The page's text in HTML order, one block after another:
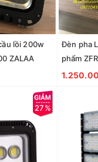
lồi 200w
ZALAA
Đèn pha
phẩm
27%